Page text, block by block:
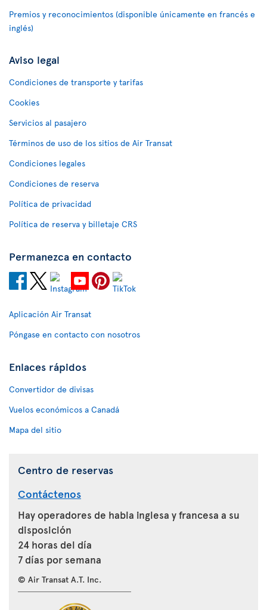
Premios y reconocimientos (disponible únicamente en francés e
inglés)
Aviso legal
Condiciones de transporte y tarifas
Cookies
Servicios al pasajero
Términos de uso de los sitios de Air Transat
Condiciones legales
Condiciones de reserva
Política de privacidad
Política de reserva y billetaje CRS
Permanezca en contacto
Aplicación Air Transat
Póngase en contacto con nosotros
Enlaces rápidos
Convertidor de divisas
Vuelos económicos a Canadá
Mapa del sitio
Centro de reservas
Contáctenos
Hay operadores de habla inglesa y francesa a su
disposición
24 horas del día
7 días por semana
© Air Transat A.T. Inc.